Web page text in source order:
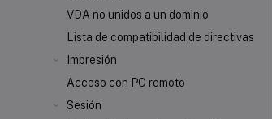
VDA no unidos a un dominio
Lista de compatibilidad de directivas
Impresión
Acceso con PC remoto
Sesión